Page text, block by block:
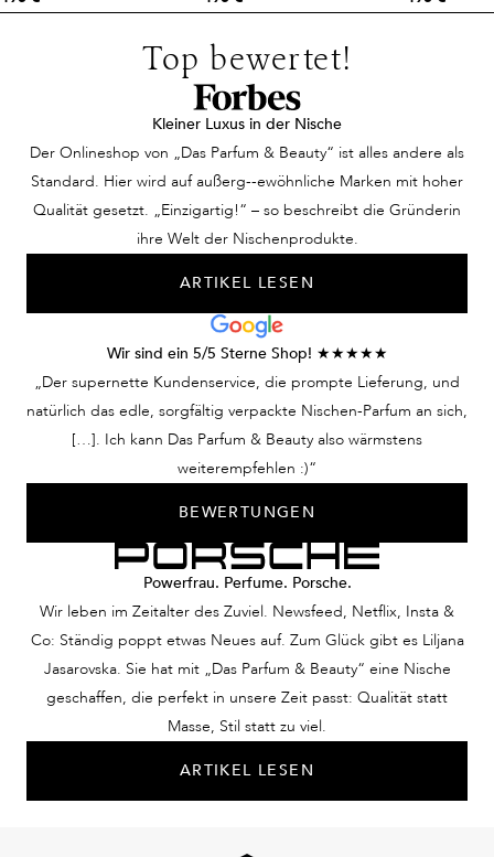
Top bewertet!
Kleiner Luxus in der Nische
Der Onlineshop von „Das Parfum & Beauty“ ist alles andere als
Standard. Hier wird auf außerg--ewöhnliche Marken mit hoher
Qualität gesetzt. „Einzigartig!“ – so beschreibt die Gründerin
ihre Welt der Nischenprodukte.
ARTIKEL LESEN
Wir sind ein 5/5 Sterne Shop! ★★★★★
„Der supernette Kundenservice, die prompte Lieferung, und
natürlich das edle, sorgfältig verpackte Nischen-Parfum an sich,
[…]. Ich kann Das Parfum & Beauty also wärmstens
weiterempfehlen :)“
BEWERTUNGEN
Powerfrau. Perfume. Porsche.
Wir leben im Zeitalter des Zuviel. Newsfeed, Netflix, Insta &
Co: Ständig poppt etwas Neues auf. Zum Glück gibt es Liljana
Jasarovska. Sie hat mit „Das Parfum & Beauty“ eine Nische
geschaffen, die perfekt in unsere Zeit passt: Qualität statt
Masse, Stil statt zu viel.
ARTIKEL LESEN